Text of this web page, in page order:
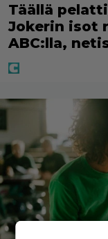
Täällä
Jokerin isot
ABC:lla,